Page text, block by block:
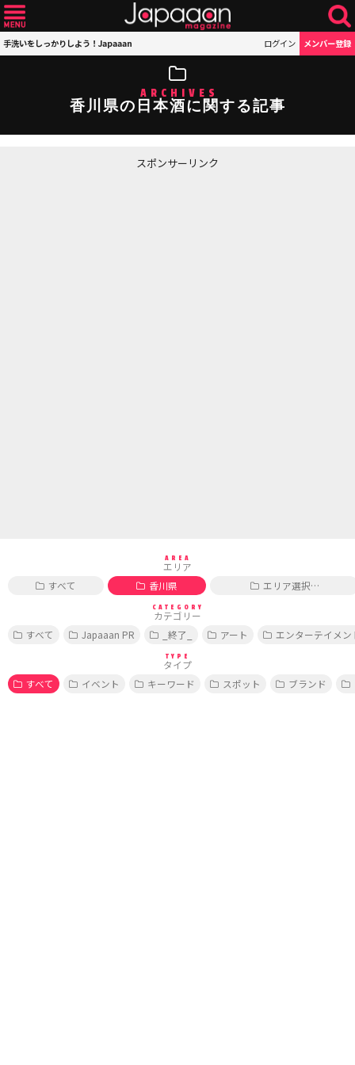
手洗いをしっかりしよう！Japaaan ログイン メンバー登録
ARCHIVES
香川県の日本酒に関する記事
スポンサーリンク
AREA
エリア
すべて
香川県 エリア選択…
CATEGORY
カテゴリー
すべて
Japaaan PR _終了_ アート エンターテイメン
TYPE
タイプ
すべて
イベント キーワード スポット ブランド